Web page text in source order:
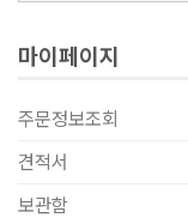
마이페이지
주문정보조회
견적서
보관함